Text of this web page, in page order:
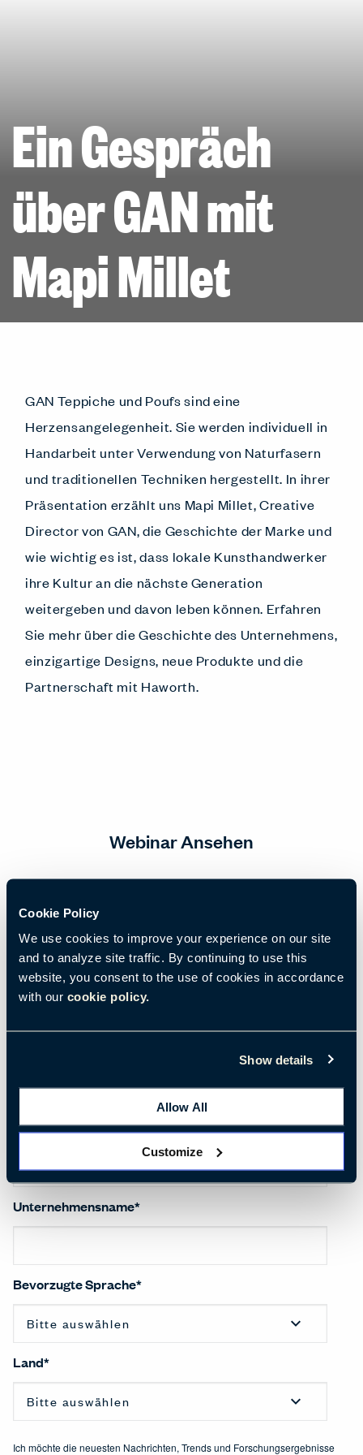
Cookie Policy
We use cookies to improve your experience on our site
and to analyze site traffic. By continuing to use this
website, you consent to the use of cookies in accordance
with our cookie policy.
Show details
Allow All
Customize
Ein Gespräch
über GAN mit
Mapi Millet
GAN Teppiche und Poufs sind eine
Herzensangelegenheit. Sie werden individuell in
Handarbeit unter Verwendung von Naturfasern
und traditionellen Techniken hergestellt. In ihrer
Präsentation erzählt uns Mapi Millet, Creative
Director von GAN, die Geschichte der Marke und
wie wichtig es ist, dass lokale Kunsthandwerker
ihre Kultur an die nächste Generation
weitergeben und davon leben können. Erfahren
Sie mehr über die Geschichte des Unternehmens,
einzigartige Designs, neue Produkte und die
Partnerschaft mit Haworth.
Webinar Ansehen
Vorname *
Anrede*
Unternehmensname*
Bevorzugte Sprache*
Land*
Ich möchte die neuesten Nachrichten, Trends und Forschungsergebnisse